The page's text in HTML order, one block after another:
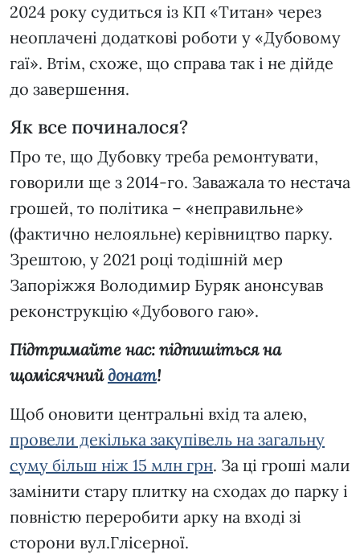
2024 року судиться із КП «Титан» через
неоплачені додаткові роботи у «Дубовому
гаї». Втім, схоже, що справа так і не дійде
до завершення.
Як все починалося?
Про те, що Дубовку треба ремонтувати,
говорили ще з 2014-го. Заважала то нестача
грошей, то політика – «неправильне»
(фактично нелояльне) керівництво парку.
Зрештою, у 2021 році тодішній мер
Запоріжжя Володимир Буряк анонсував
реконструкцію «Дубового гаю».
Підтримайте нас: підпишіться на
щомісячнийдонат!
Щоб оновити центральні вхід та алею,
провели декілька закупівель на загальну
суму більш ніж 15 млн грн. За ці гроші мали
замінити стару плитку на сходах до парку і
повністю переробити арку на вході зі
сторони вул.Глісерної.